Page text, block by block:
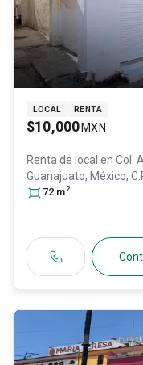
LOCAL RENTA
$10,000 MXN
Renta de local en Col.
Guanajuato, México,
72 m2